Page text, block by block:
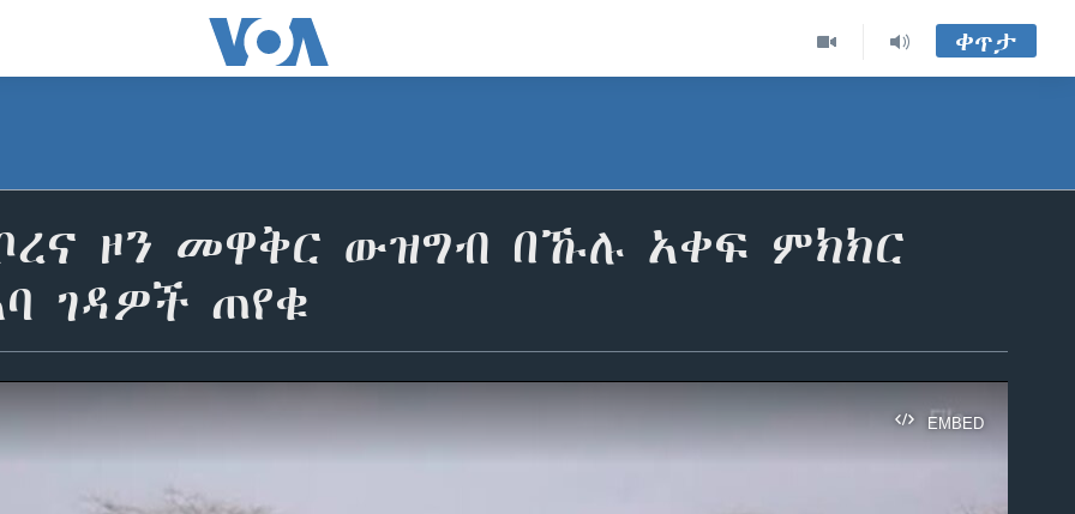
ቀጥታ
ዞን መዋቅር ውዝግብ በኹሉ አቀፍ ምክክር
ገዳዎች ጠየቁ
EMBED